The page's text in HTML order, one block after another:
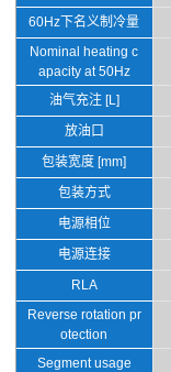
60Hz下名义制冷量
Nominal heating c
apacity at 50Hz
油气充注 [L]
放油口
包装宽度 [mm]
包装方式
电源相位
电源连接
RLA
Reverse rotation pr
otection
Segment usage